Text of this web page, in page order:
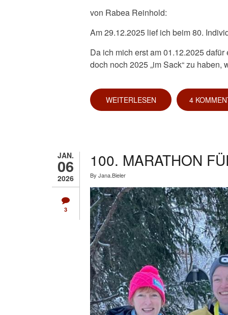
von Rabea Reinhold:
Am 29.12.2025 lief ich beim 80.
Da ich mich erst am 01.12.2025
doch noch 2025 „im Sack“ zu
WEITERLESEN ÜBER
300.
MARATHON
4
JAN.
06
2026
3
100. MARATHON
By Jana.Bieler